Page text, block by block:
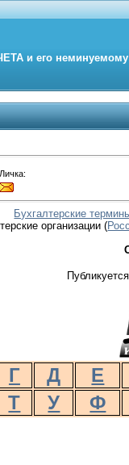
и его
Личка:
Бухгалтерские
организации(
Г Д Е
Т У Ф